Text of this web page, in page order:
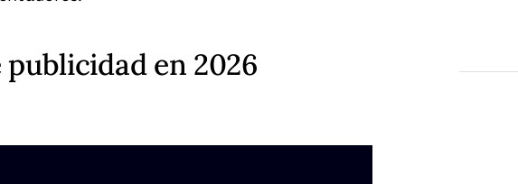
publicidad en 2026